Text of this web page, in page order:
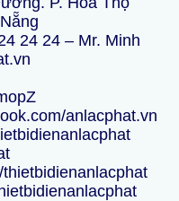
24 24 – Mr. Minh
anlacphat.vn